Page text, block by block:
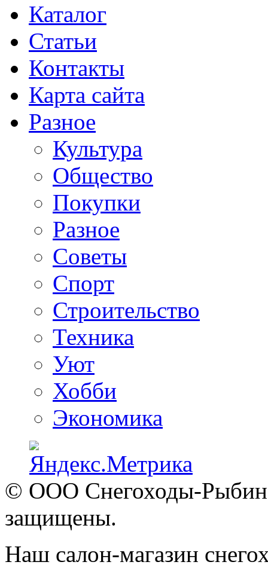
Каталог
Статьи
Контакты
Карта сайта
Разное
Культура
Общество
Покупки
Разное
Советы
Спорт
Строительство
Техника
Уют
Хобби
Экономика
© ООО Снегоходы-
защищены.
Наш салон-магазин